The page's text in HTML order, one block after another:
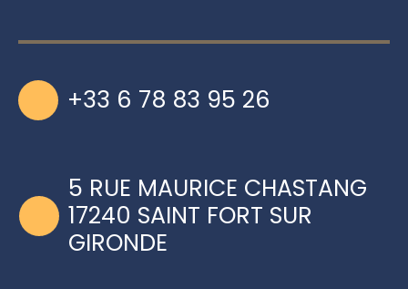
+33 6 78 83 95 26
5 RUE MAURICE CHASTANG
17240 SAINT FORT SUR
GIRONDE